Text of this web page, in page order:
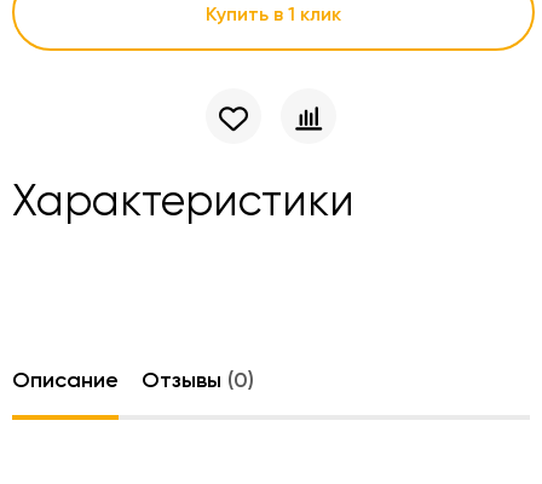
Купить в 1 клик
Характеристики
Описание Отзывы (0)